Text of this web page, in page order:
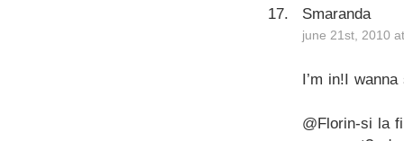
Smaranda
june 21st, 2010
I’m in!I
@Florin-si la